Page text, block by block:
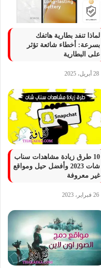
لماذا تنفد بطارية هاتفك
بسرعة: أخطاء شائعة تؤثر
على البطارية
28 أبريل، 2025
10 طرق زيادة مشاهدات سناب
شات 2023 وأفضل حيل ومواقع
غير معروفة
26 فبراير، 2023